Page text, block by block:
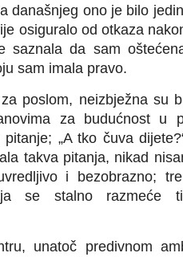
današnjeg ono je bilo
osiguralo od otkaza
saznala da sam
sam imala pravo.
poslom, neizbježna su
za budućnost u
„A tko čuva
takva pitanja, nikad
i bezobrazno;
se stalno razmeće
unatoč predivnom